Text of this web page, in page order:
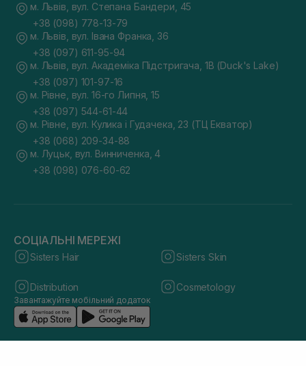
м. Львів, вул. Степана Бандери, 45
+38 (098) 778-13-79
м. Львів, вул. Івана Франка, 36
+38 (097) 611-95-94
м. Львів, вул. Академіка Підстригача, 1В (Duck's Lake)
+38 (097) 101-97-16
м. Рівне, вул. 16-го Липня, 15
+38 (097) 544-61-44
м. Рівне, вул. Кулика і Гудачека, 23 (ТЦ Екватор)
+38 (068) 209-34-88
м. Луцьк, вул. Винниченка, 4
+38 (098) 076-60-62
СОЦІАЛЬНІ МЕРЕЖІ
Sisters Hair Sisters Skin
Distribution Cosmetology
Завантажуйте мобільний додаток